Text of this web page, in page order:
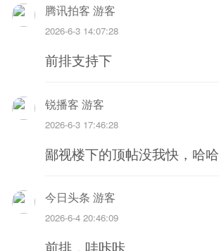
腾讯拍客 游客
2026-6-3 14:07:28
前排支持下
锐播客 游客
2026-6-3 17:46:28
鄙视楼下的顶帖没我快，哈哈
今日头条 游客
2026-6-4 20:46:09
前排，哇咔咔